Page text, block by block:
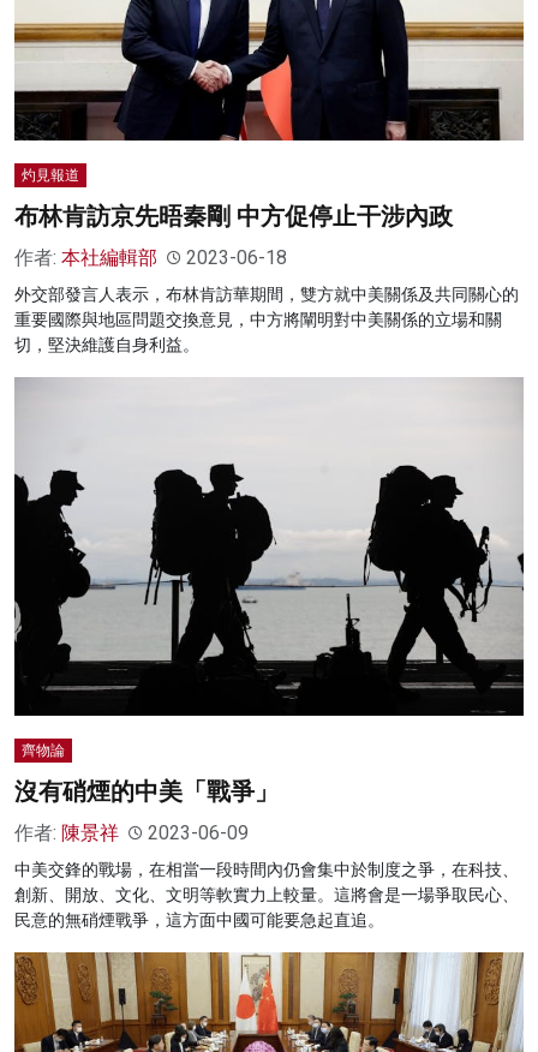
灼見報道
布林肯訪京先晤秦剛 中方促停止干涉內政
作者: 本社編輯部 2023-06-18
外交部發言人表示，布林肯訪華期間，雙方就中美關係及共同關心的
重要國際與地區問題交換意見，中方將闡明對中美關係的立場和關
切，堅決維護自身利益。
齊物論
沒有硝煙的中美「戰爭」
作者: 陳景祥 2023-06-09
中美交鋒的戰場，在相當一段時間內仍會集中於制度之爭，在科技、
創新、開放、文化、文明等軟實力上較量。這將會是一場爭取民心、
民意的無硝煙戰爭，這方面中國可能要急起直追。